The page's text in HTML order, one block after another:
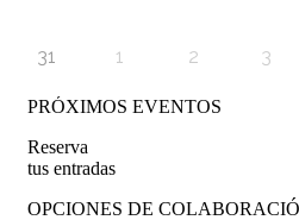
31 1 2 3
PRÓXIMOS EVENTOS
Reserva
tus entradas
OPCIONES DE